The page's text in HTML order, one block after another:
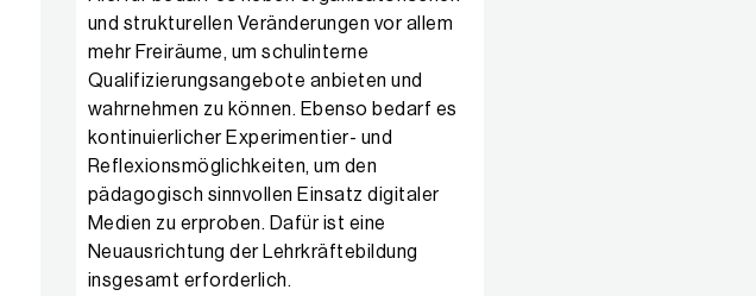
und strukturellen Veränderungen vor allem
mehr Freiräume, um schulinterne
Qualifizierungsangebote anbieten und
wahrnehmen zu können. Ebenso bedarf es
kontinuierlicher Experimentier- und
Reflexionsmöglichkeiten, um den
pädagogisch sinnvollen Einsatz digitaler
Medien zu erproben. Dafür ist eine
Neuausrichtung der Lehrkräftebildung
insgesamt erforderlich.